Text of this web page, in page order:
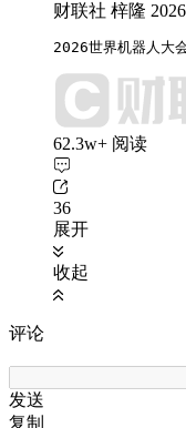
财联社 梓隆
2026世界机器人大
62.3w+ 阅读
36
展开
收起
评论
发送
复制